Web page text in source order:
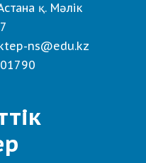
қ. Мәлік
ns@edu.kz